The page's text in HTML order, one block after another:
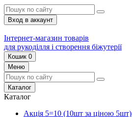
Вход в аккаунт
Інтернет-магазин товарів
для рукоділля і створення біжутерії
Кошик 0
Меню
Каталог
Каталог
Акція 5=10 (10шт за ціною 5шт)